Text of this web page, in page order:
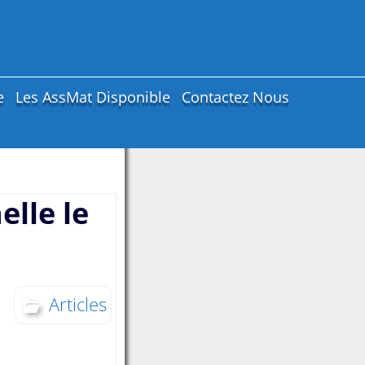
Les AssMat Disponible
Contactez Nous
le
Articles